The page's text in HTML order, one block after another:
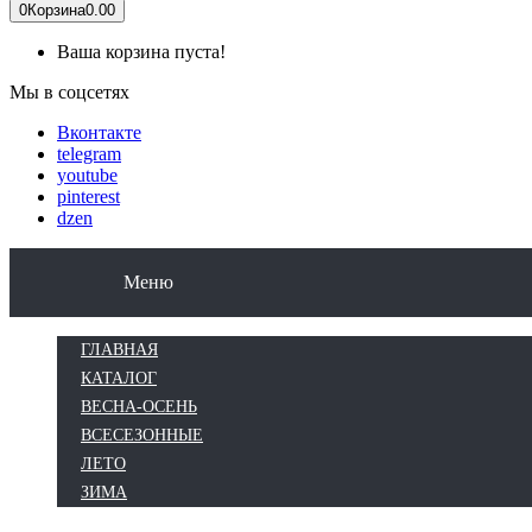
0Корзина0.00
Ваша корзина пуста!
Мы в соцсетях
Вконтакте
telegram
youtube
pinterest
dzen
Меню
ГЛАВНАЯ
КАТАЛОГ
ВЕСНА-ОСЕНЬ
ВСЕСЕЗОННЫЕ
ЛЕТО
ЗИМА